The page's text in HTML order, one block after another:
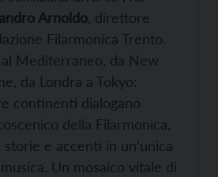
Arnoldo , direttore
Filarmonica Trento.
al Mediterraneo, da New
da Londra a Tokyo:
continenti dialogano
della Filarmonica,
e accenti in un’unica
Un mosaico vitale di